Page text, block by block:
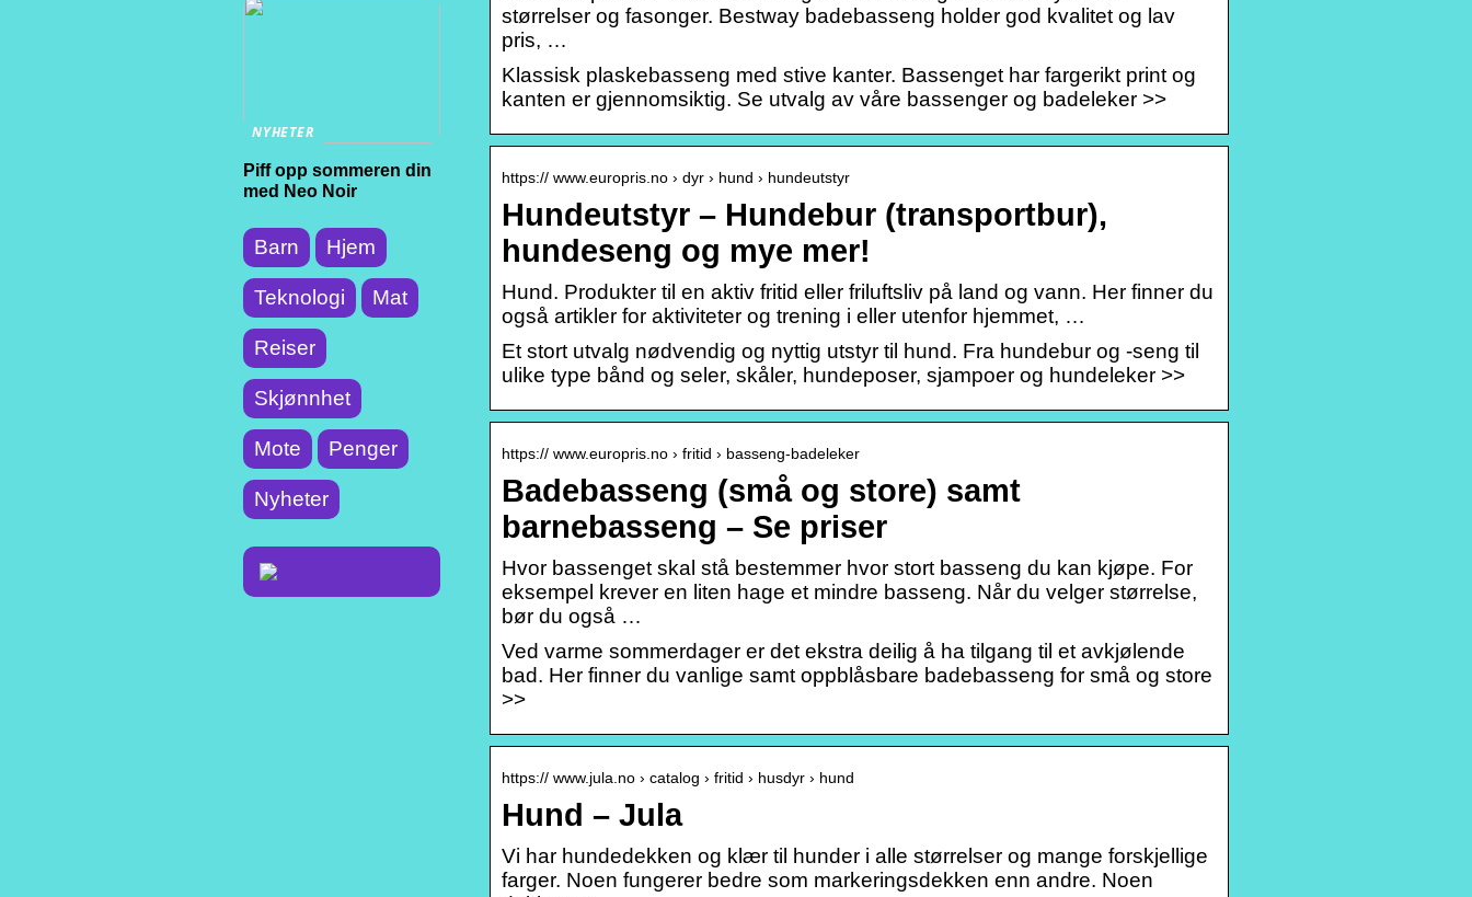
størrelser og fasonger. Bestway badebasseng holder god kvalitet og lav
pris, …
Klassisk plaskebasseng med stive kanter. Bassenget har fargerikt print og
kanten er gjennomsiktig. Se utvalg av våre bassenger og badeleker >>
https:// www.europris.no › dyr › hund › hundeutstyr
Hundeutstyr – Hundebur (transportbur),
hundeseng og mye mer!
Hund. Produkter til en aktiv fritid eller friluftsliv på land og vann. Her finner du
også artikler for aktiviteter og trening i eller utenfor hjemmet, …
Et stort utvalg nødvendig og nyttig utstyr til hund. Fra hundebur og -seng til
ulike type bånd og seler, skåler, hundeposer, sjampoer og hundeleker >>
https:// www.europris.no › fritid › basseng-badeleker
Badebasseng (små og store) samt
barnebasseng – Se priser
Hvor bassenget skal stå bestemmer hvor stort basseng du kan kjøpe. For
eksempel krever en liten hage et mindre basseng. Når du velger størrelse,
bør du også …
Ved varme sommerdager er det ekstra deilig å ha tilgang til et avkjølende
bad. Her finner du vanlige samt oppblåsbare badebasseng for små og store
>>
https:// www.jula.no › catalog › fritid › husdyr › hund
Hund – Jula
Vi har hundedekken og klær til hunder i alle størrelser og mange forskjellige
farger. Noen fungerer bedre som markeringsdekken enn andre. Noen
NYHETER
Piff opp sommeren din
med Neo Noir
Barn Hjem
Teknologi Mat
Reiser
Skjønnhet
Mote Penger
Nyheter